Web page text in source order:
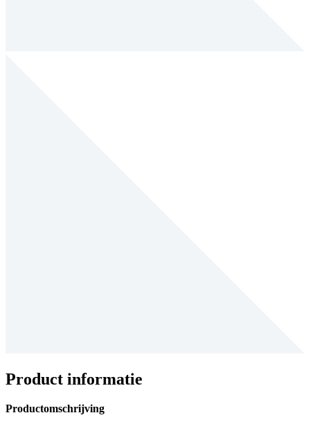
Product informatie
Productomschrijving